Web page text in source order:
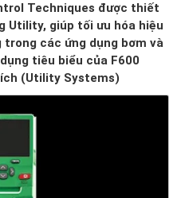
Techniques được thiết
Utility, giúp tối ưu hóa hiệu
các ứng dụng bơm và
tiêu biểu của F600
(Utility Systems)